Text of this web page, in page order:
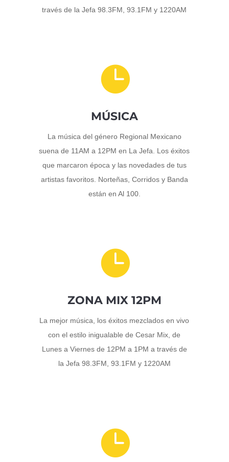
través de la Jefa 98.3FM, 93.1FM y 1220AM

MÚSICA
La música del género Regional Mexicano
suena de 11AM a 12PM en La Jefa. Los éxitos
que marcaron época y las novedades de tus
artistas favoritos. Norteñas, Corridos y Banda
están en Al 100.

ZONA MIX 12PM
La mejor música, los éxitos mezclados en vivo
con el estilo inigualable de Cesar Mix, de
Lunes a Viernes de 12PM a 1PM a través de
la Jefa 98.3FM, 93.1FM y 1220AM
